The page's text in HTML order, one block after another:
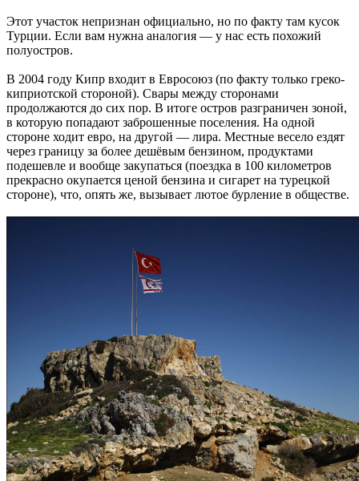
Этот участок непризнан официально, но по факту там кусок
Турции. Если вам нужна аналогия — у нас есть похожий
полуостров.
В 2004 году Кипр входит в Евросоюз (по факту только греко-
киприотской стороной). Свары между сторонами
продолжаются до сих пор. В итоге остров разграничен зоной,
в которую попадают заброшенные поселения. На одной
стороне ходит евро, на другой — лира. Местные весело ездят
через границу за более дешёвым бензином, продуктами
подешевле и вообще закупаться (поездка в 100 километров
прекрасно окупается ценой бензина и сигарет на турецкой
стороне), что, опять же, вызывает лютое бурление в обществе.